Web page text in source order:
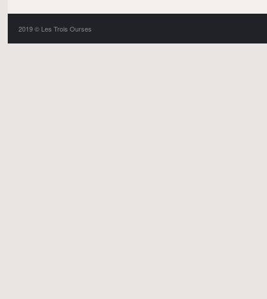
2019 © Les Trois Ourses